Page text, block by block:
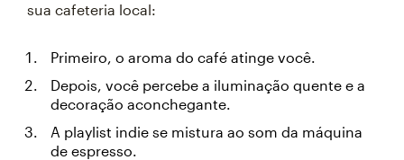
sua cafeteria local:
Primeiro, o aroma do café atinge você.
Depois, você percebe a iluminação quente e a
decoração aconchegante.
A playlist indie se mistura ao som da máquina
de espresso.